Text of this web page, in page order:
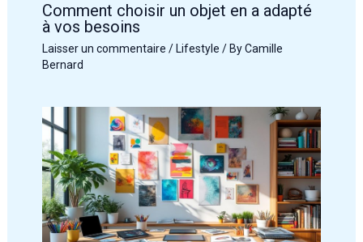
Comment choisir un objet en a adapté
à vos besoins
Laisser un commentaire / Lifestyle / ByCamille
Bernard